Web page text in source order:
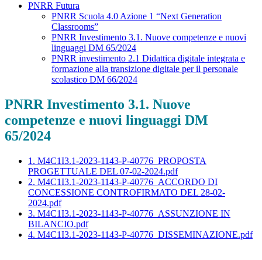
PNRR Futura
PNRR Scuola 4.0 Azione 1 “Next Generation
Classrooms”
PNRR Investimento 3.1. Nuove competenze e nuovi
linguaggi DM 65/2024
PNRR investimento 2.1 Didattica digitale integrata e
formazione alla transizione digitale per il personale
scolastico DM 66/2024
PNRR Investimento 3.1. Nuove
competenze e nuovi linguaggi DM
65/2024
1. M4C1I3.1-2023-1143-P-40776_PROPOSTA
PROGETTUALE DEL 07-02-2024.pdf
2. M4C1I3.1-2023-1143-P-40776_ACCORDO DI
CONCESSIONE CONTROFIRMATO DEL 28-02-
2024.pdf
3. M4C1I3.1-2023-1143-P-40776_ASSUNZIONE IN
BILANCIO.pdf
4. M4C1I3.1-2023-1143-P-40776_DISSEMINAZIONE.pdf